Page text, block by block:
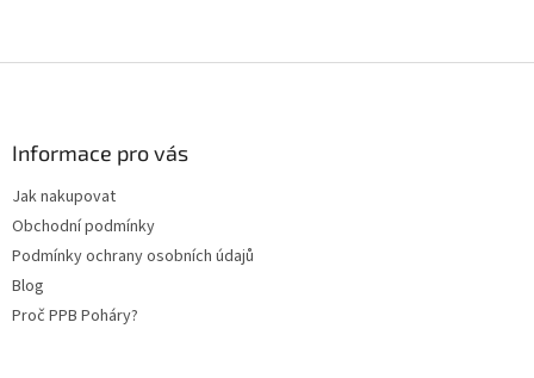
Informace pro vás
Jak nakupovat
Obchodní podmínky
Podmínky ochrany osobních údajů
Blog
Proč PPB Poháry?